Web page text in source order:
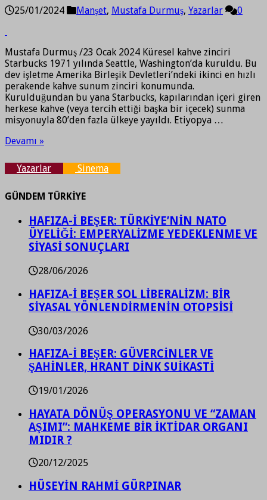
25/01/2024 Manşet, Mustafa Durmuş, Yazarlar 0
Mustafa Durmuş /23 Ocak 2024 Küresel kahve zinciri
Starbucks 1971 yılında Seattle, Washington’da kuruldu. Bu
dev işletme Amerika Birleşik Devletleri’ndeki ikinci en hızlı
perakende kahve sunum zinciri konumunda.
Kurulduğundan bu yana Starbucks, kapılarından içeri giren
herkese kahve (veya tercih ettiği başka bir içecek) sunma
misyonuyla 80’den fazla ülkeye yayıldı. Etiyopya …
Devamı »
Yazarlar Sinema
GÜNDEM TÜRKİYE
HAFIZA-İ BEŞER: TÜRKİYE’NİN NATO
ÜYELİĞİ: EMPERYALİZME YEDEKLENME VE
SİYASİ SONUÇLARI
28/06/2026
HAFIZA-İ BEŞER SOL LİBERALİZM: BİR
SİYASAL YÖNLENDİRMENİN OTOPSİSİ
30/03/2026
HAFIZA-İ BEŞER: GÜVERCİNLER VE
ŞAHİNLER, HRANT DİNK SUİKASTİ
19/01/2026
HAYATA DÖNÜŞ OPERASYONU VE “ZAMAN
AŞIMI”: MAHKEME BİR İKTİDAR ORGANI
MIDIR ?
20/12/2025
HÜSEYİN RAHMİ GÜRPINAR